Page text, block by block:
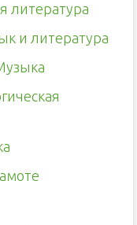
литература
и литература